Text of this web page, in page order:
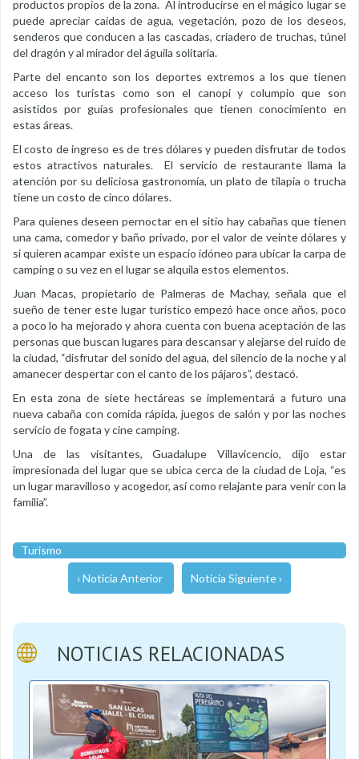
productos propios de la zona. Al introducirse en el mágico lugar se
puede apreciar caídas de agua, vegetación, pozo de los deseos,
senderos que conducen a las cascadas, criadero de truchas, túnel
del dragón y al mirador del águila solitaria.
Parte del encanto son los deportes extremos a los que tienen
acceso los turistas como son el canopi y columpio que son
asistidos por guías profesionales que tienen conocimiento en
estas áreas.
El costo de ingreso es de tres dólares y pueden disfrutar de todos
estos atractivos naturales. El servicio de restaurante llama la
atención por su deliciosa gastronomía, un plato de tilapia o trucha
tiene un costo de cinco dólares.
Para quienes deseen pernoctar en el sitio hay cabañas que tienen
una cama, comedor y baño privado, por el valor de veinte dólares y
si quieren acampar existe un espacio idóneo para ubicar la carpa de
camping o su vez en el lugar se alquila estos elementos.
Juan Macas, propietario de Palmeras de Machay, señala que el
sueño de tener este lugar turístico empezó hace once años, poco
a poco lo ha mejorado y ahora cuenta con buena aceptación de las
personas que buscan lugares para descansar y alejarse del ruido de
la ciudad, “disfrutar del sonido del agua, del silencio de la noche y al
amanecer despertar con el canto de los pájaros”, destacó.
En esta zona de siete hectáreas se implementará a futuro una
nueva cabaña con comida rápida, juegos de salón y por las noches
servicio de fogata y cine camping.
Una de las visitantes, Guadalupe Villavicencio, dijo estar
impresionada del lugar que se ubica cerca de la ciudad de Loja, “es
un lugar maravilloso y acogedor, así como relajante para venir con la
familia”.
Turismo
‹ Noticia Anterior Noticia Siguiente ›
NOTICIAS RELACIONADAS